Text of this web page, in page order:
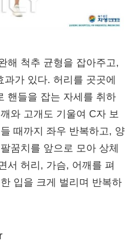
해 척추 균형을 잡아주고,
가 있다. 허리를 곳곳에
핸들을 잡는 자세를 취하
와 고개도 기울여 C자 보
때까지 좌우 반복하고, 양
꿈치를 앞으로 모아 상체
서 허리, 가슴, 어깨를 펴
입을 크게 벌리며 반복하